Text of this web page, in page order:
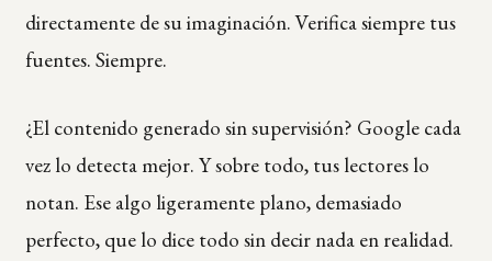
directamente de su imaginación. Verifica siempre tus
fuentes. Siempre.
¿El contenido generado sin supervisión? Google cada
vez lo detecta mejor. Y sobre todo, tus lectores lo
notan. Ese algo ligeramente plano, demasiado
perfecto, que lo dice todo sin decir nada en realidad.